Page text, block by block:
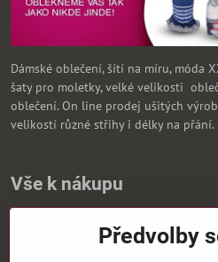
Dámské oblečení, šítí na míru, móda
šaty pro moletky, velké velikosti
oblečení. On line prodej ušitých
velikostí různé střihy i délky na přání.
Vše k nákupu
Zasíláme i na SlovenskoPředvolby